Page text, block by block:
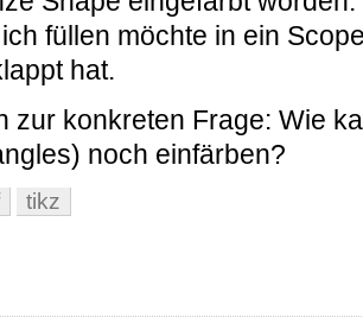
füllen möchte in ein
hat.
zur konkreten Frage: Wie
noch einfärben?
tikz